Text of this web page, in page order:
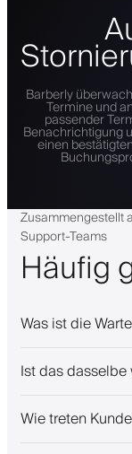
Barberly
Termine und
passender
Benachrichtigung
einen
Zusammengestellt
Support-Teams
Häufig
Was ist die
Ist das
Wie treten